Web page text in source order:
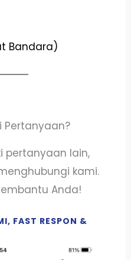
Bandara)
Pertanyaan?
pertanyaan lain,
kami.
Anda!
FAST RESPON &